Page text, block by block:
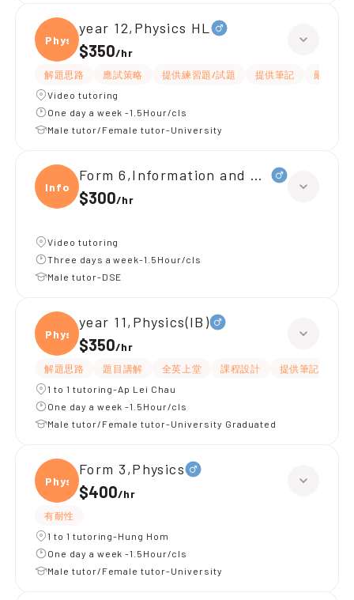
Physi
year 12,Physics HL
$350/hr
解題思路 應試策略 提供練習題/試題 提供筆記 嚴格
Video tutoring
One day a week -1.5Hour/cls
Male tutor/Female tutor-University
Infor
Form 6,Information and
$300/hr
Video tutoring
Three days a week-1.5Hour/cls
Male tutor-DSE
Physi
year 11,Physics(IB)
$350/hr
解題思路 題目講解 全英上堂 課程設計 提供筆記
1 to 1 tutoring-Ap Lei Chau
One day a week -1.5Hour/cls
Male tutor/Female tutor-University Graduated
Physi
Form 3,Physics
$400/hr
有耐性
1 to 1 tutoring-Hung Hom
One day a week -1.5Hour/cls
Male tutor/Female tutor-University